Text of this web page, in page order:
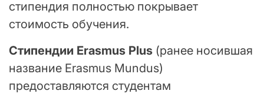
стипендия полностью покрывает
стоимость обучения.
Стипендии Erasmus Plus (ранее носившая
название Erasmus Mundus)
предоставляются студентам